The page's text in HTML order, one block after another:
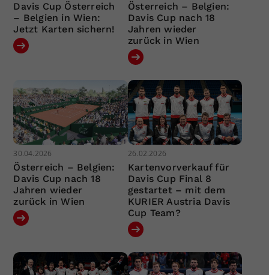
Davis Cup Österreich
– Belgien in Wien:
Jetzt Karten sichern!
Österreich – Belgien:
Davis Cup nach 18
Jahren wieder
zurück in Wien
30.04.2026
Österreich – Belgien:
Davis Cup nach 18
Jahren wieder
zurück in Wien
26.02.2026
Kartenvorverkauf für
Davis Cup Final 8
gestartet – mit dem
KURIER Austria Davis
Cup Team?